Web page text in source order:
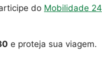
do Mobilidade 24
e proteja sua viagem.